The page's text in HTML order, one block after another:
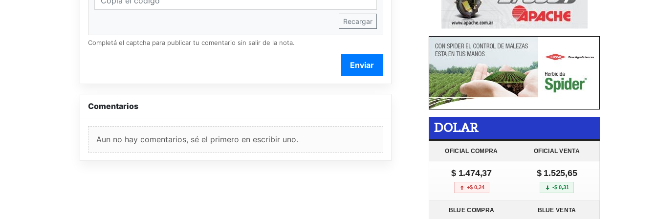
Recargar
Completá el captcha para publicar tu comentario sin salir de la nota.
Enviar
Comentarios
Aun no hay comentarios, sé el primero en escribir uno.
DOLAR
OFICIAL COMPRA OFICIAL VENTA
$ 1.474,37
+$ 0,24
$ 1.525,65
-$ 0,31
BLUE COMPRA BLUE VENTA